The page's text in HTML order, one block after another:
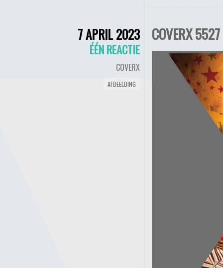
7 APRIL 2023
ÉÉN REACTIE
COVERX
AFBEELDING
COVERX